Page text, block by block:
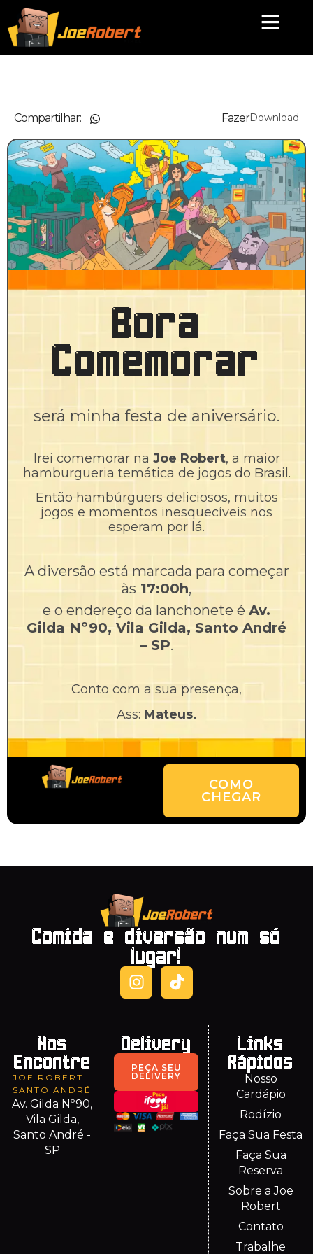
Compartilhar: FazerDownload
Bora
Comemorar
será minha festa de aniversário.
Irei comemorar na Joe Robert, a maior
hamburgueria temática de jogos do Brasil.
Então hambúrguers deliciosos, muitos
jogos e momentos inesquecíveis nos
esperam por lá.
A diversão está marcada para começar
às 17:00h,
e o endereço da lanchonete éAv.
Gilda Nº90, Vila Gilda, Santo André
– SP.
Conto com a sua presença,
Ass: Mateus.
COMO
CHEGAR
Comida e diversão num só
lugar!
Nos
Encontre
JOE ROBERT -
SANTO ANDRÉ
Av. Gilda Nº90,
Vila Gilda,
Santo André -
SP
Delivery
PEÇA SEU
DELIVERY
Links
Rápidos
Nosso
Cardápio
Rodízio
Faça Sua Festa
Faça Sua
Reserva
Sobre a Joe
Robert
Contato
Trabalhe